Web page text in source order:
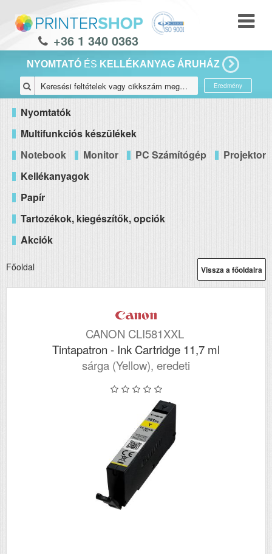
+36 1 340 0363
NYOMTATÓ ÉS KELLÉKANYAG ÁRUHÁZ
Eredmény
Nyomtatók
Multifunkciós készülékek
Notebook
Monitor PC Számítógép
Projektor
Kellékanyagok
Papír
Tartozékok, kiegészítők, opciók
Akciók
Vissza a főoldalra
Főoldal
CANON CLI581XXL
Tintapatron - Ink Cartridge 11,7 ml
sárga (Yellow), eredeti